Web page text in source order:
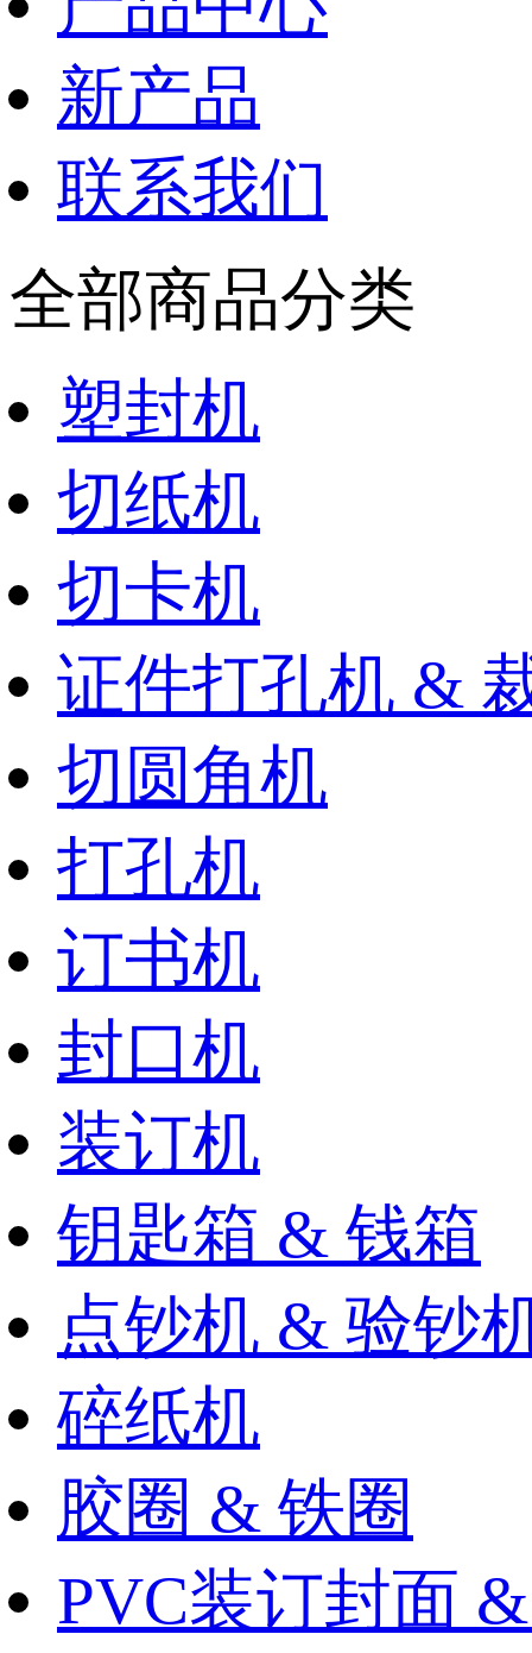
新产品
联系我们
全部商品分类
塑封机
切纸机
切卡机
证件打孔机 &
切圆角机
打孔机
订书机
封口机
装订机
钥匙箱 & 钱箱
点钞机 & 验钞
碎纸机
胶圈 & 铁圈
PVC装订封面